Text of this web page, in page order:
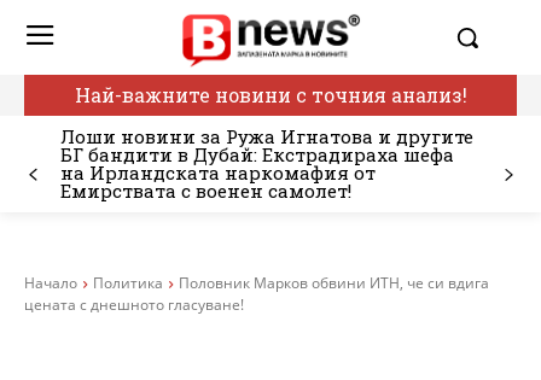
Най-важните новини с точния анализ!
Лоши новини за Ружа Игнатова и другите
БГ бандити в Дубай: Екстрадираха шефа
на Ирландската наркомафия от
Емирствата с военен самолет!
Начало Политика
Половник Марков обвини ИТН, че си вдига
цената с днешното гласуване!